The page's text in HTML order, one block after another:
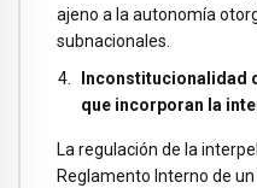
ajeno a la autonomía
subnacionales.
Inconstitucionalidad
que incorporan la
La regulación de la
Reglamento Interno de